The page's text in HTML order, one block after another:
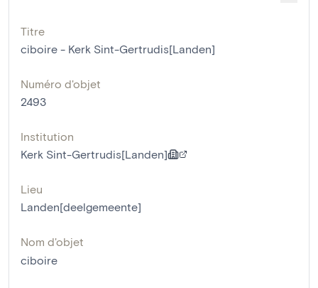
Titre
ciboire - Kerk Sint-Gertrudis[Landen]
Numéro d'objet
2493
Institution
Kerk Sint-Gertrudis[Landen]
Lieu
Landen[deelgemeente]
Nom d'objet
ciboire